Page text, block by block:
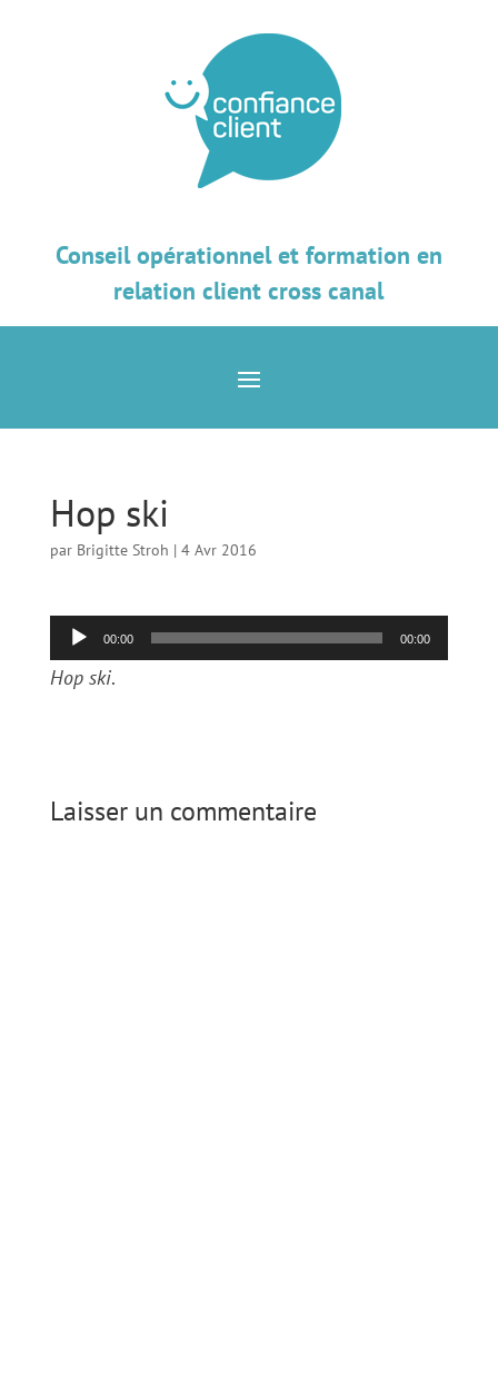
Conseil opérationnel et formation en
relation client cross canal
Hop ski
par Brigitte Stroh | 4 Avr 2016
Lecteur
audio
00:00 00:00
Hop ski.
Laisser un commentaire